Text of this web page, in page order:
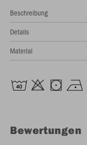
Beschreibung
Details
Material
Bewertungen